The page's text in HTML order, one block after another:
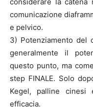
comunicazione
e pelvico.
3) Potenziamento del
generalmente il
questo punto, ma
step FINALE. Solo
Kegel, palline cinesi
efficacia.